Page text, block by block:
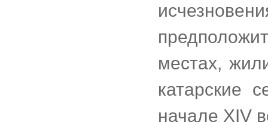
местах,
катарские
начале XIV